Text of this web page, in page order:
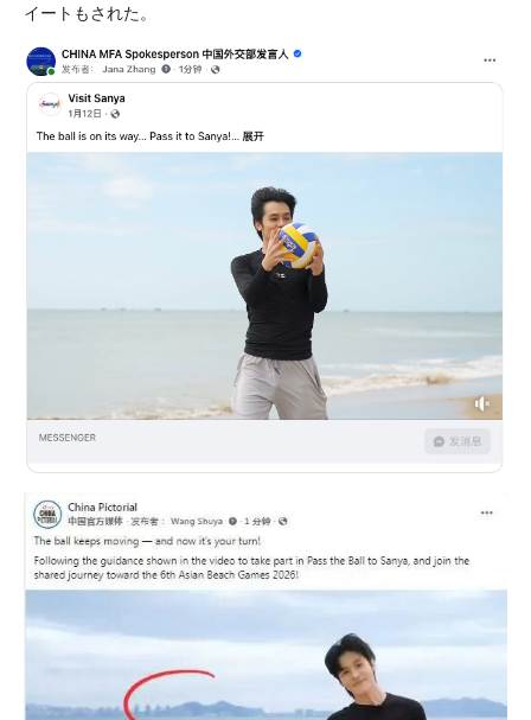
イートもされた。